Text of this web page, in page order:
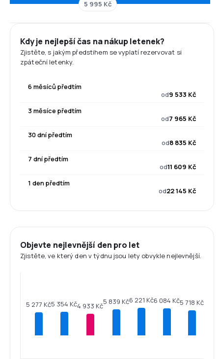
5 995 Kč
Kdy je nejlepší čas na nákup letenek?
Zjistěte, s jakým předstihem se vyplatí rezervovat si
zpáteční letenky.
6 měsíců předtím
od9 533 Kč
3 měsíce předtím
od7 965 Kč
30 dní předtím
od8 835 Kč
7 dní předtím
od11 609 Kč
1 den předtím
od22 145 Kč
Objevte nejlevnější den pro let
Zjistěte, ve který den v týdnu jsou lety obvykle nejlevnější.
5 277 Kč5 354 Kč4 933 Kč5 839 Kč6 221 Kč6 084 Kč5 718 Kč